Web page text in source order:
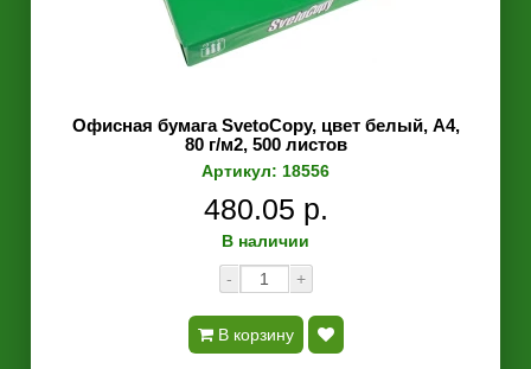
Офисная бумага SvetoCopy, цвет белый, A4,
80 г/м2, 500 листов
Артикул: 18556
480.05 р.
В наличии
-
+
В корзину